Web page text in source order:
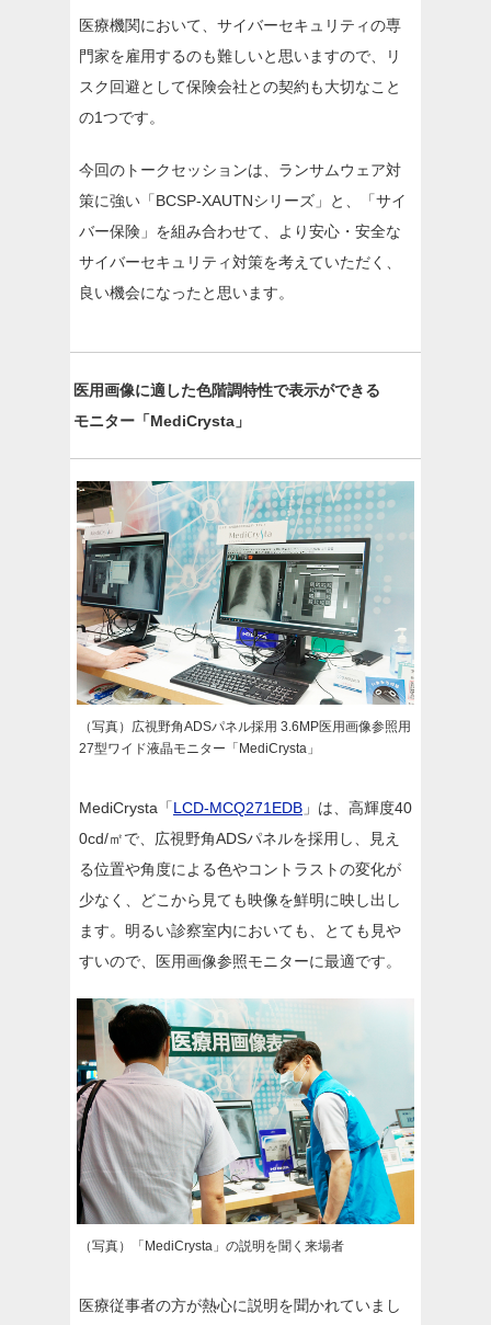
医療機関において、サイバーセキュリティの専
門家を雇用するのも難しいと思いますので、リ
スク回避として保険会社との契約も大切なこと
の1つです。
今回のトークセッションは、ランサムウェア対
策に強い「BCSP-XAUTNシリーズ」と、「サイ
バー保険」を組み合わせて、より安心・安全な
サイバーセキュリティ対策を考えていただく、
良い機会になったと思います。
医用画像に適した色階調特性で表示ができる
モニター「MediCrysta」
（写真）広視野角ADSパネル採用 3.6MP医用画像参照用
27型ワイド液晶モニター「MediCrysta」
MediCrysta「LCD-MCQ271EDB 」は、高輝度40
0cd/㎡で、広視野角ADSパネルを採用し、見え
る位置や角度による色やコントラストの変化が
少なく、どこから見ても映像を鮮明に映し出し
ます。明るい診察室内においても、とても見や
すいので、医用画像参照モニターに最適です。
（写真）「MediCrysta」の説明を聞く来場者
医療従事者の方が熱心に説明を聞かれていまし